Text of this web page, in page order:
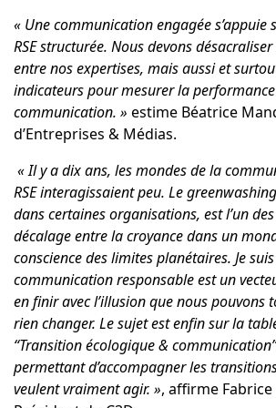
« Une communication engagée s’appuie
RSE structurée. Nous devons
entre nos expertises, mais aussi et
indicateurs pour mesurer la
communication. » estime Béatrice
d’Entreprises & Médias.
« Il y a dix ans, les mondes de la
RSE interagissaient peu. Le
dans certaines organisations, est l’un
décalage entre la croyance dans un
conscience des limites planétaires. Je
communication responsable est un
en finir avec l’illusion que nous pouvons
rien changer. Le sujet est enfin sur la
“Transition écologique &
permettant d’accompagner les
veulent vraiment agir. », affirme